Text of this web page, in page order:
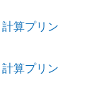
算プリン
算プリン